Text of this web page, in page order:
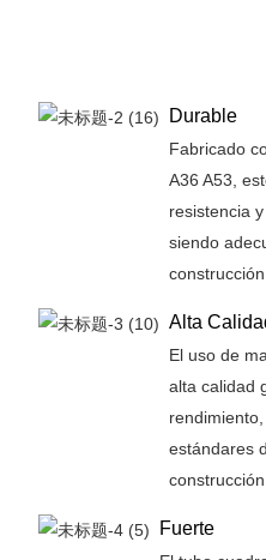
Durable
Fabricado
A36 A53,
resistencia
siendo
Alta
El uso de
alta calidad
estándares
construcción.
Fuerte